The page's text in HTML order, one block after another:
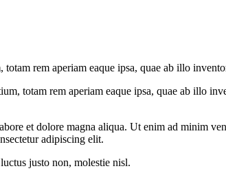
rem aperiam eaque ipsa, quae ab illo
totam rem aperiam eaque ipsa, quae ab illo
et dolore magna aliqua. Ut enim ad minim
adipiscing elit.
justo non, molestie nisl.